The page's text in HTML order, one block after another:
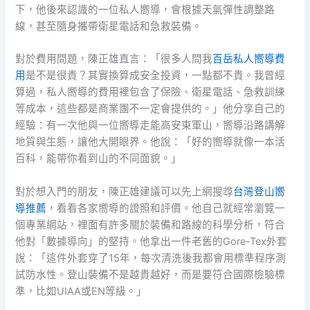
下，他後來認識的一位私人嚮導，會根據天氣彈性調整路
線，甚至隨身攜帶衛星電話和急救裝備。
對於費用問題，陳正雄直言：「很多人問我百岳私人嚮導費
用 是不是很貴？其實換算成安全投資，一點都不貴。我曾經
算過，私人嚮導的費用裡包含了保險、衛星電話、急救訓練
等成本，這些都是商業團不一定會提供的。」他分享自己的
經驗：有一次他與一位嚮導走能高安東軍山，嚮導沿路講解
地質與生態，讓他大開眼界。他說：「好的嚮導就像一本活
百科，能帶你看到山的不同面貌。」
對於想入門的朋友，陳正雄建議可以先上網搜尋台灣登山嚮
導推薦 ，看看各家嚮導的證照和評價。他自己就經常瀏覽一
個專業網站，裡面有許多關於裝備和路線的科學分析，符合
他對「數據導向」的堅持。他拿出一件老舊的Gore-Tex外套
說：「這件外套穿了15年，每次清洗後我都會用標準程序測
試防水性。登山裝備不是越貴越好，而是要符合國際檢驗標
準，比如UIAA或EN等級。」